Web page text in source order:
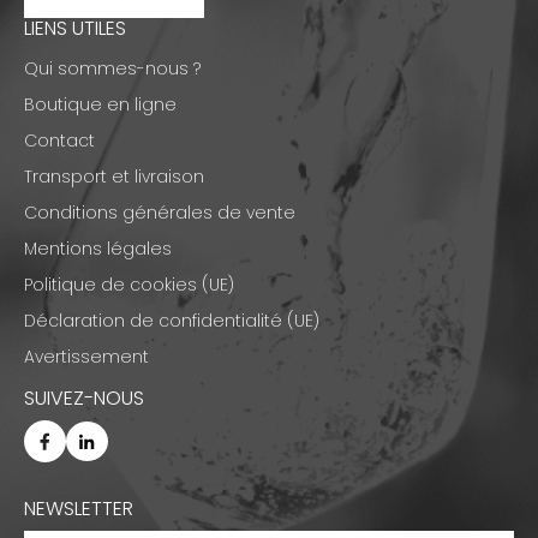
LIENS UTILES
Qui sommes-nous ?
Boutique en ligne
Contact
Transport et livraison
Conditions générales de vente
Mentions légales
Politique de cookies (UE)
Déclaration de confidentialité (UE)
Avertissement
SUIVEZ-NOUS
NEWSLETTER